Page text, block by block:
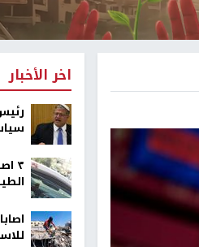
اخر الأخبار
٣